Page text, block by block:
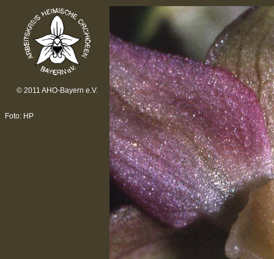
© 2011 AHO-Bayern e.V.
Foto: HP